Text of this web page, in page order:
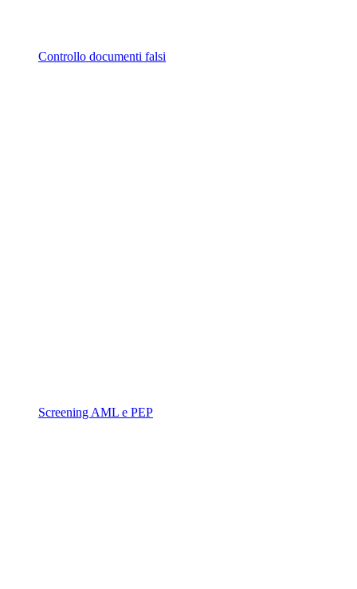
Controllo documenti falsi
Screening AML e PEP